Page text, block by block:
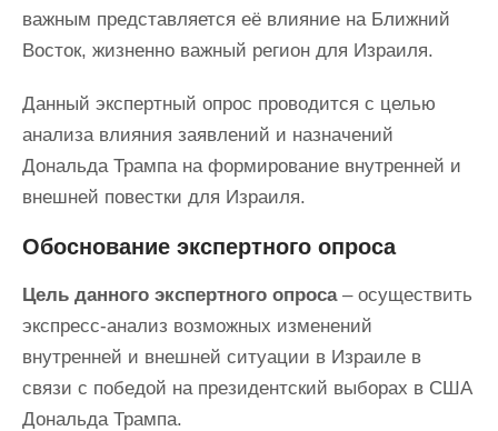
важным представляется её влияние на Ближний
Восток, жизненно важный регион для Израиля.
Данный экспертный опрос проводится с целью
анализа влияния заявлений и назначений
Дональда Трампа на формирование внутренней и
внешней повестки для Израиля.
Обоснование экспертного опроса
Цель данного экспертного опроса– осуществить
экспресс-анализ возможных изменений
внутренней и внешней ситуации в Израиле в
связи с победой на президентский выборах в США
Дональда Трампа.